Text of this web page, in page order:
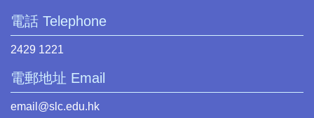
電話 Telephone
2429 1221
電郵地址 Email
email@slc.edu.hk